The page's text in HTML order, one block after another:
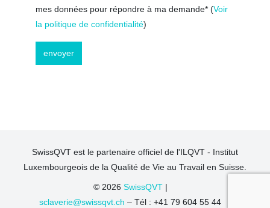
mes données pour répondre à ma demande* (Voir
la politique de confidentialité)
SwissQVT est le partenaire officiel de l'ILQVT - Institut
Luxembourgeois de la Qualité de Vie au Travail en Suisse.
© 2026 SwissQVT|
sclaverie@swissqvt.ch – Tél : +41 79 604 55 44